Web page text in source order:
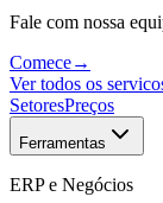
Fale com nossa
Comece→
Ver todos os
SetoresPreços
Ferramentas
ERP e Negócios